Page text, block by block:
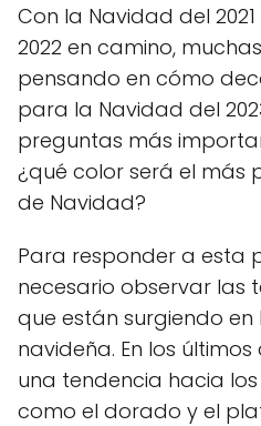
Con la Navidad del
2022 en camino,
pensando en cómo
para la Navidad del
preguntas más
¿qué color será el más
de Navidad?
Para responder a esta
necesario observar las
que están surgiendo
navideña. En los
una tendencia hacia
como el dorado y el